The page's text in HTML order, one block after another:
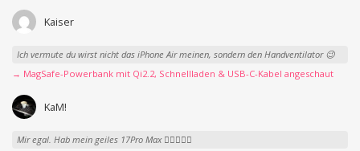
Kaiser
Ich vermute du wirst nicht das iPhone Air meinen, sondern den Handventilator 😉
→ MagSafe-Powerbank mit Qi2.2, Schnellladen & USB-C-Kabel angeschaut
KaM!
Mir egal. Hab mein geiles 17Pro Max 👍🏻👌🏻🥰